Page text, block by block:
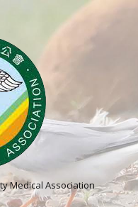
Medical Association